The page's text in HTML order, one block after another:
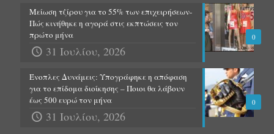
0
Μείωση τζίρου για το 55% των επιχειρήσεων-
Πώς κινήθηκε η αγορά στις εκπτώσεις τον
πρώτο μήνα
31 Ιουλίου, 2026
0
Ένοπλες Δυνάμεις: Υπογράφηκε η απόφαση
για το επίδομα διοίκησης – Ποιοι θα λάβουν
έως 500 ευρώ τον μήνα
31 Ιουλίου, 2026